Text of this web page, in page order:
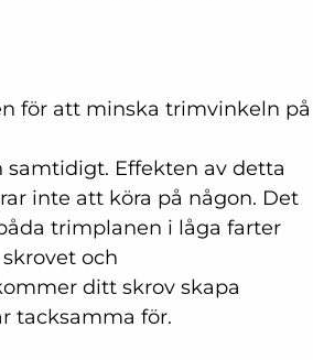
för att minska trimvinkeln på
Effekten av detta
inte att köra på någon. Det
trimplanen i låga farter
och
ditt skrov skapa
tacksamma för.